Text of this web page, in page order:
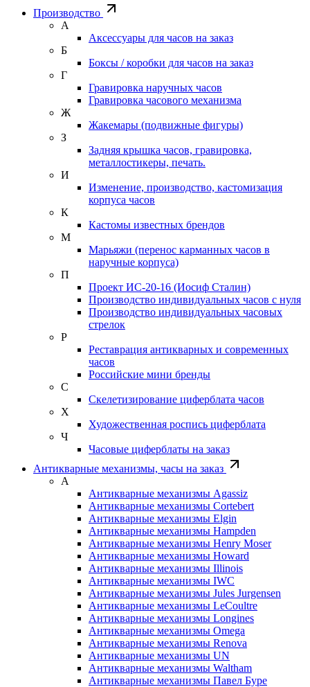
Производство
А
Аксессуары для часов на заказ
Б
Боксы / коробки для часов на заказ
Г
Гравировка наручных часов
Гравировка часового механизма
Ж
Жакемары (подвижные фигуры)
З
Задняя крышка часов, гравировка,
металлостикеры, печать.
И
Изменение, производство, кастомизация
корпуса часов
К
Кастомы известных брендов
М
Марьяжи (перенос карманных часов в
наручные корпуса)
П
Проект ИС-20-16 (Иосиф Сталин)
Производство индивидуальных часов с нуля
Производство индивидуальных часовых
стрелок
Р
Реставрация антикварных и современных
часов
Российские мини бренды
С
Скелетизирование циферблата часов
Х
Художественная роспись циферблата
Ч
Часовые циферблаты на заказ
Антикварные механизмы, часы на заказ
А
Антикварные механизмы Agassiz
Антикварные механизмы Cortebert
Антикварные механизмы Elgin
Антикварные механизмы Hampden
Антикварные механизмы Henry Moser
Антикварные механизмы Howard
Антикварные механизмы Illinois
Антикварные механизмы IWC
Антикварные механизмы Jules Jurgensen
Антикварные механизмы LeCoultre
Антикварные механизмы Longines
Антикварные механизмы Omega
Антикварные механизмы Renova
Антикварные механизмы UN
Антикварные механизмы Waltham
Антикварные механизмы Павел Буре